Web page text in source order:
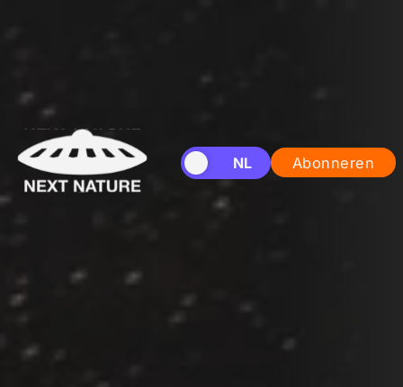
EN NL Abonneren